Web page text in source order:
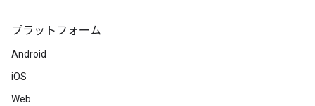
プラットフォーム
Android
iOS
Web